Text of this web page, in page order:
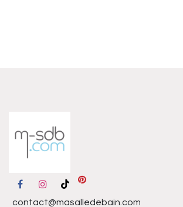
contact@masalledebain.com